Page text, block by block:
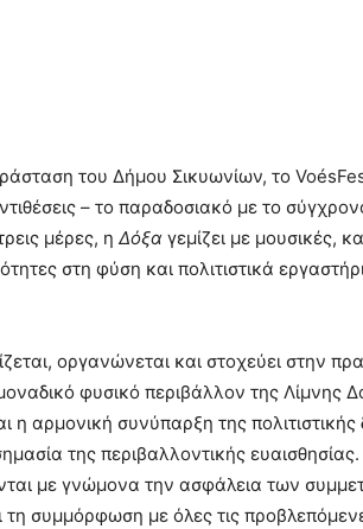
του Δήμου Σικυωνίων, το
– το παραδοσιακό με το
μέρες, η Δόξα γεμίζει με μουσικές,
στη φύση και πολιτιστικά
οργανώνεται και στοχεύει στην
φυσικό περιβάλλον της Λίμνης
η αρμονική συνύπαρξη της πολιτιστικής
της περιβαλλοντικής
με γνώμονα την ασφάλεια των
τη συμμόρφωση με όλες τις